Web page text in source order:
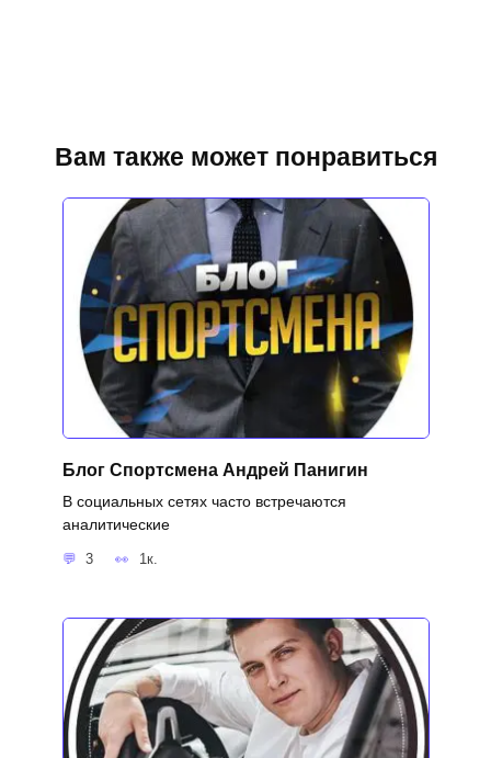
Вам также может понравиться
Блог Спортсмена Андрей Панигин
В социальных сетях часто встречаются
аналитические
3 1к.